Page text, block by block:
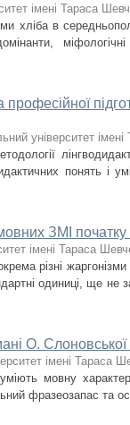
імені Тараса
хліба в
університет
понять і
ЗМІ початку
імені Тараса
різні
одиниці, ще не
О.
імені Тараса
мовну
фразеозапас та